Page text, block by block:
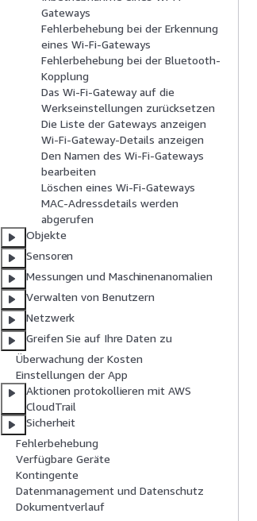
Gateways
Fehlerbehebung bei der Erkennung
eines Wi-Fi-Gateways
Fehlerbehebung bei der Bluetooth-
Kopplung
Das Wi-Fi-Gateway auf die
Werkseinstellungen zurücksetzen
Die Liste der Gateways anzeigen
Wi-Fi-Gateway-Details anzeigen
Den Namen des Wi-Fi-Gateways
bearbeiten
Löschen eines Wi-Fi-Gateways
MAC-Adressdetails werden
abgerufen
Objekte
Sensoren
Messungen und Maschinenanomalien
Verwalten von Benutzern
Netzwerk
Greifen Sie auf Ihre Daten zu
Überwachung der Kosten
Einstellungen der App
Aktionen protokollieren mit AWS
CloudTrail
Sicherheit
Fehlerbehebung
Verfügbare Geräte
Kontingente
Datenmanagement und Datenschutz
Dokumentverlauf